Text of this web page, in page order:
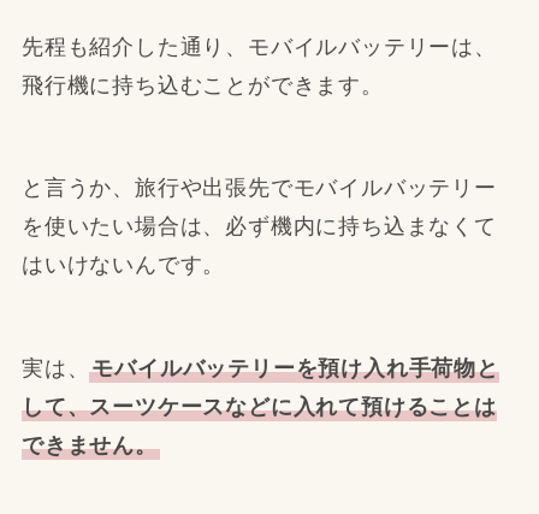
先程も紹介した通り、モバイルバッテリーは、
飛行機に持ち込むことができます。
と言うか、旅行や出張先でモバイルバッテリー
を使いたい場合は、必ず機内に持ち込まなくて
はいけないんです。
実は、モバイルバッテリーを預け入れ手荷物と
して、スーツケースなどに入れて預けることは
できません。